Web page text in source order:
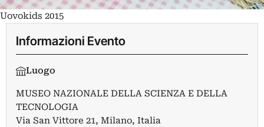
Uovokids 2015
Informazioni Evento
Luogo
MUSEO NAZIONALE DELLA SCIENZA E DELLA
TECNOLOGIA
Via San Vittore 21, Milano, Italia